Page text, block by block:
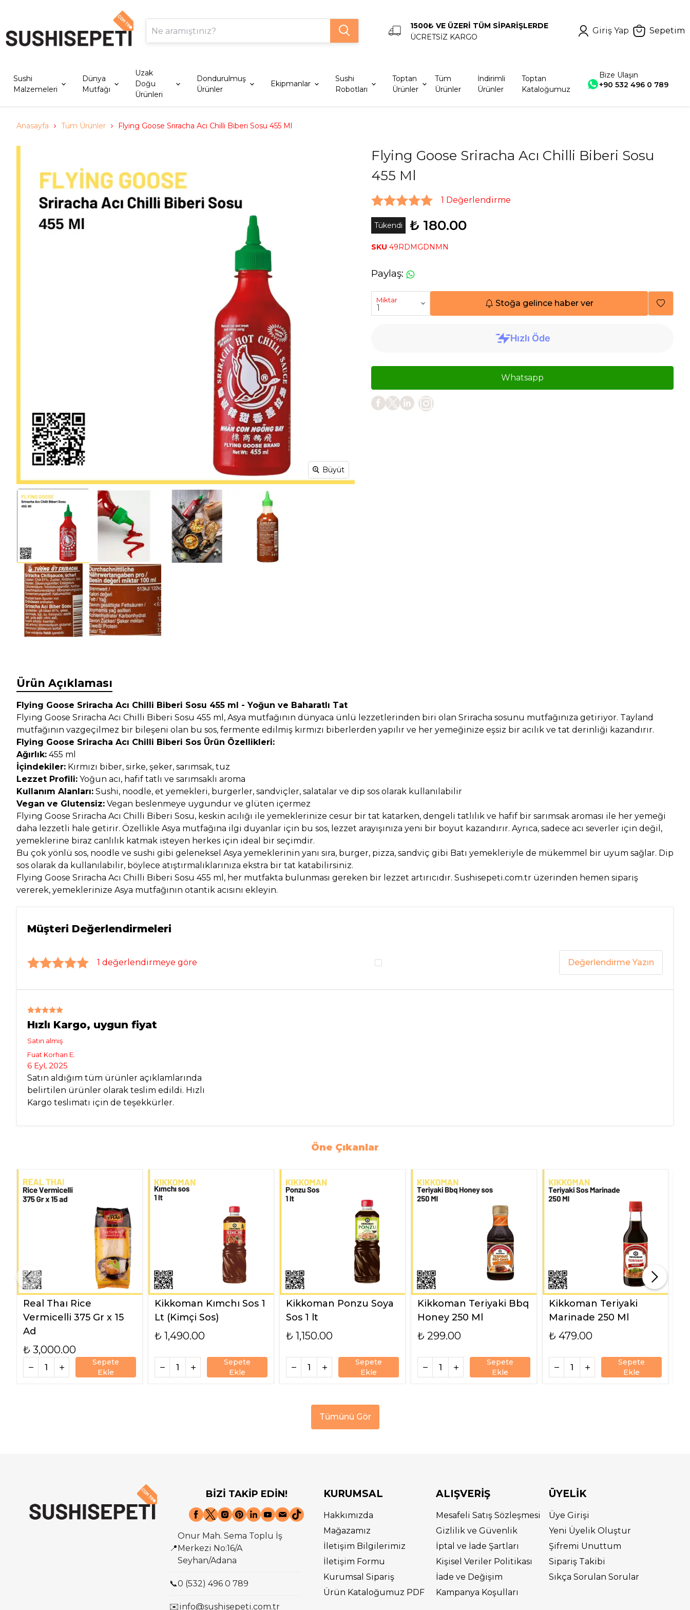
1500₺ VE ÜZERİ TÜM SİPARİŞLERDE
ÜCRETSİZ KARGO
Giriş Yap Sepetim
Sushi
Malzemeleri
Dünya
Mutfağı
Uzak
Doğu
Ürünleri
Dondurulmuş
Ürünler
Ekipmanlar
Sushi
Robotları
Toptan
Ürünler
Tüm
Ürünler
İndirimli
Ürünler
Toptan
Kataloğumuz
Bize Ulaşın
+90 532 496 0 789
Anasayfa Tüm Ürünler Flying Goose Sriracha Acı Chilli Biberi Sosu 455 Ml
Büyüt
Flying Goose Sriracha Acı Chilli Biberi Sosu
455 Ml
1 Değerlendirme
Tükendi ₺ 180.00
SKU 49RDMGDNMN
Paylaş:
Miktar Stoğa gelince haber ver
Whatsapp
Ürün Açıklaması
Flying Goose Sriracha Acı Chilli Biberi Sosu 455 ml - Yoğun ve Baharatlı Tat
Flying Goose Sriracha Acı Chilli Biberi Sosu 455 ml, Asya mutfağının dünyaca ünlü lezzetlerinden biri olan Sriracha sosunu mutfağınıza getiriyor. Tayland
mutfağının vazgeçilmez bir bileşeni olan bu sos, fermente edilmiş kırmızı biberlerden yapılır ve her yemeğinize eşsiz bir acılık ve tat derinliği kazandırır.
Flying Goose Sriracha Acı Chilli Biberi Sos Ürün Özellikleri:
Ağırlık: 455 ml
İçindekiler: Kırmızı biber, sirke, şeker, sarımsak, tuz
Lezzet Profili: Yoğun acı, hafif tatlı ve sarımsaklı aroma
Kullanım Alanları: Sushi, noodle, et yemekleri, burgerler, sandviçler, salatalar ve dip sos olarak kullanılabilir
Vegan ve Glutensiz: Vegan beslenmeye uygundur ve glüten içermez
Flying Goose Sriracha Acı Chilli Biberi Sosu, keskin acılığı ile yemeklerinize cesur bir tat katarken, dengeli tatlılık ve hafif bir sarımsak aroması ile her yemeği
daha lezzetli hale getirir. Özellikle Asya mutfağına ilgi duyanlar için bu sos, lezzet arayışınıza yeni bir boyut kazandırır. Ayrıca, sadece acı severler için değil,
yemeklerine biraz canlılık katmak isteyen herkes için ideal bir seçimdir.
Bu çok yönlü sos, noodle ve sushi gibi geleneksel Asya yemeklerinin yanı sıra, burger, pizza, sandviç gibi Batı yemekleriyle de mükemmel bir uyum sağlar. Dip
sos olarak da kullanılabilir, böylece atıştırmalıklarınıza ekstra bir tat katabilirsiniz.
Flying Goose Sriracha Acı Chilli Biberi Sosu 455 ml, her mutfakta bulunması gereken bir lezzet artırıcıdır. Sushisepeti.com.tr üzerinden hemen sipariş
vererek, yemeklerinize Asya mutfağının otantik acısını ekleyin.
Müşteri Değerlendirmeleri
1 değerlendirmeye göre Değerlendirme Yazın
Hızlı Kargo, uygun fiyat
Satın almış
Fuat Korhan E.
6 Eyl, 2025
Satın aldığım tüm ürünler açıklamlarında
belirtilen ürünler olarak teslim edildi. Hızlı
Kargo teslimatı için de teşekkürler.
Öne Çıkanlar
Real Thaı Rice
Vermicelli 375 Gr x 15
Ad
₺ 3,000.00
Sepete
Ekle
Kikkoman Kımchı Sos 1
Lt (Kimçi Sos)
₺ 1,490.00
Sepete
Ekle
Kikkoman Ponzu Soya
Sos 1 lt
₺ 1,150.00
Sepete
Ekle
Kikkoman Teriyaki Bbq
Honey 250 Ml
₺ 299.00
Sepete
Ekle
Kikkoman Teriyaki
Marinade 250 Ml
₺ 479.00
Sepete
Ekle
Tümünü Gör
BİZİ TAKİP EDİN!
📍
Onur Mah. Sema Toplu İş
Merkezi No:16/A
Seyhan/Adana
📞0 (532) 496 0 789
✉️info@sushisepeti.com.tr
KURUMSAL
Hakkımızda
Mağazamız
İletişim Bilgilerimiz
İletişim Formu
Kurumsal Sipariş
Ürün Kataloğumuz PDF
ALIŞVERİŞ
Mesafeli Satış Sözleşmesi
Gizlilik ve Güvenlik
İptal ve İade Şartları
Kişisel Veriler Politikası
İade ve Değişim
Kampanya Koşulları
ÜYELİK
Üye Girişi
Yeni Üyelik Oluştur
Şifremi Unuttum
Sipariş Takibi
Sıkça Sorulan Sorular